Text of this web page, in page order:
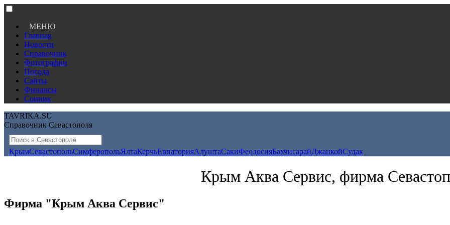
МЕНЮ
Главная
Новости
Справочник
Фотографии
Погода
Сайты
Финансы
Сонник
TAVRIKA.SU
Справочник Севастополя
КрымСевастопольСимферопольЯлтаКерчьЕвпаторияАлуштаСакиФеодосияБахчисарайДжанкойСудак
Крым Аква Сервис, фирма
Фирма "Крым Аква Сервис"